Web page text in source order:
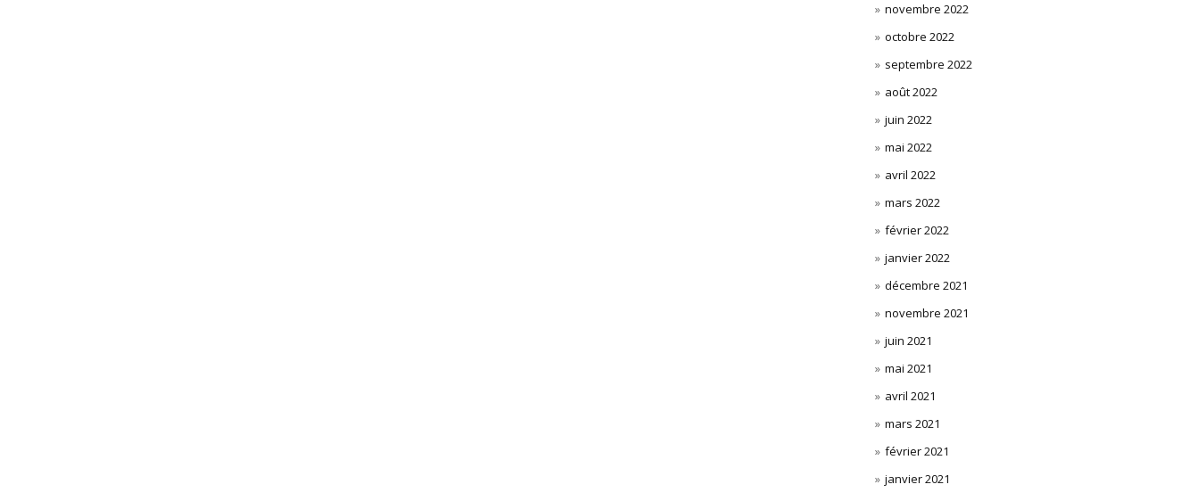
novembre 2022
octobre 2022
septembre 2022
août 2022
juin 2022
mai 2022
avril 2022
mars 2022
février 2022
janvier 2022
décembre 2021
novembre 2021
juin 2021
mai 2021
avril 2021
mars 2021
février 2021
janvier 2021